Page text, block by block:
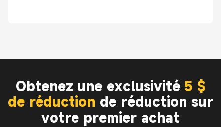
Obtenez une exclusivité 5 $
de réduction de réduction sur
votre premier achat